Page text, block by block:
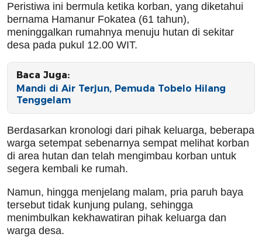
Peristiwa ini bermula ketika korban, yang diketahui
bernama Hamanur Fokatea (61 tahun),
meninggalkan rumahnya menuju hutan di sekitar
desa pada pukul 12.00 WIT.
Baca Juga:
Mandi di Air Terjun, Pemuda Tobelo Hilang
Tenggelam
Berdasarkan kronologi dari pihak keluarga, beberapa
warga setempat sebenarnya sempat melihat korban
di area hutan dan telah mengimbau korban untuk
segera kembali ke rumah.
Namun, hingga menjelang malam, pria paruh baya
tersebut tidak kunjung pulang, sehingga
menimbulkan kekhawatiran pihak keluarga dan
warga desa.